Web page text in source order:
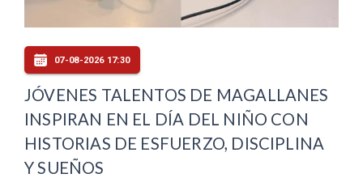
07-08-2026 17:30
JÓVENES TALENTOS DE MAGALLANES
INSPIRAN EN EL DÍA DEL NIÑO CON
HISTORIAS DE ESFUERZO, DISCIPLINA
Y SUEÑOS